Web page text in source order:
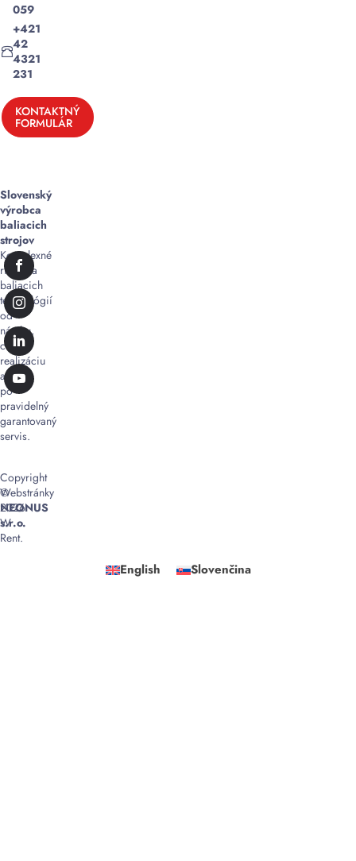
059
+421
42
4321
231
KONTAKTNÝ
FORMULÁR
Slovenský
výrobca
baliacich
strojov
Komplexné
riešenia
baliacich
technológií
od
návrhu,
cez
realizáciu
až
po
pravidelný
garantovaný
servis.
Copyright
©
2026
W
Rent.
Webstránky
NEONUS
s.r.o.
English Slovenčina